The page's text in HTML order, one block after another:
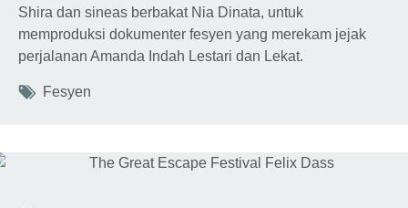
Shira dan sineas berbakat Nia Dinata, untuk
memproduksi dokumenter fesyen yang merekam jejak
perjalanan Amanda Indah Lestari dan Lekat.
Tags
Fesyen